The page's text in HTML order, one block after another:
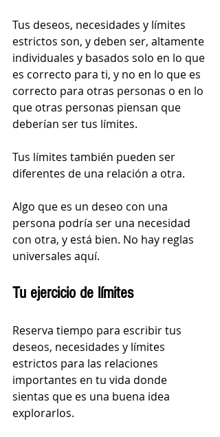
Tus deseos, necesidades y límites
estrictos son, y deben ser, altamente
individuales y basados solo en lo que
es correcto para ti, y no en lo que es
correcto para otras personas o en lo
que otras personas piensan que
deberían ser tus límites.
Tus límites también pueden ser
diferentes de una relación a otra.
Algo que es un deseo con una
persona podría ser una necesidad
con otra, y está bien. No hay reglas
universales aquí.
Tu ejercicio de límites
Reserva tiempo para escribir tus
deseos, necesidades y límites
estrictos para las relaciones
importantes en tu vida donde
sientas que es una buena idea
explorarlos.